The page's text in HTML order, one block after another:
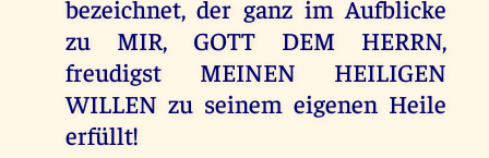
bezeichnet, der ganz im Aufblicke
zu MIR, GOTT DEM HERRN,
freudigst MEINEN HEILIGEN
WILLEN zu seinem eigenen Heile
erfüllt!